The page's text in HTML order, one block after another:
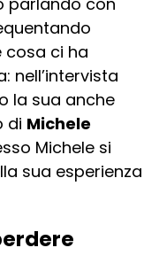
cosa ci ha
nell’intervista
la sua anche
di Michele
Michele si
sua esperienza